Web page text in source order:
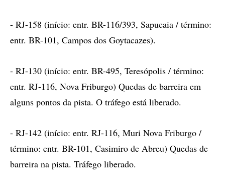
- RJ-158 (início: entr. BR-116/393, Sapucaia / término:
entr. BR-101, Campos dos Goytacazes).
- RJ-130 (início: entr. BR-495, Teresópolis / término:
entr. RJ-116, Nova Friburgo) Quedas de barreira em
alguns pontos da pista. O tráfego está liberado.
- RJ-142 (início: entr. RJ-116, Muri Nova Friburgo /
término: entr. BR-101, Casimiro de Abreu) Quedas de
barreira na pista. Tráfego liberado.